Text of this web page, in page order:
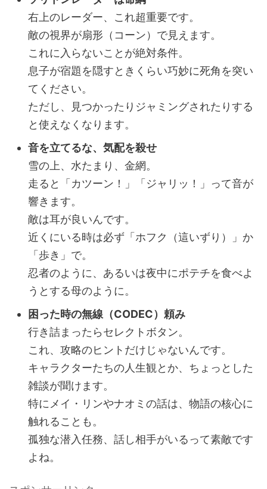
右上のレーダー、これ超重要です。
敵の視界が扇形（コーン）で見えます。
これに入らないことが絶対条件。
息子が宿題を隠すときくらい巧妙に死角を突い
てください。
ただし、見つかったりジャミングされたりする
と使えなくなります。
音を立てるな、気配を殺せ
雪の上、水たまり、金網。
走ると「カツーン！」「ジャリッ！」って音が
響きます。
敵は耳が良いんです。
近くにいる時は必ず「ホフク（這いずり）」か
「歩き」で。
忍者のように、あるいは夜中にポテチを食べよ
うとする母のように。
困った時の無線（CODEC）頼み
行き詰まったらセレクトボタン。
これ、攻略のヒントだけじゃないんです。
キャラクターたちの人生観とか、ちょっとした
雑談が聞けます。
特にメイ・リンやナオミの話は、物語の核心に
触れることも。
孤独な潜入任務、話し相手がいるって素敵です
よね。